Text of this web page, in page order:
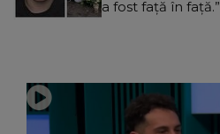
a fost față în față.”